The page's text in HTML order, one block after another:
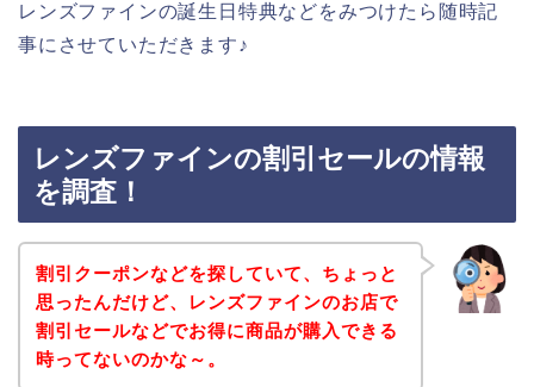
レンズファインの誕生日特典などをみつけたら随時記
事にさせていただきます♪
レンズファインの割引セールの情報
を調査！
割引クーポンなどを探していて、ちょっと
思ったんだけど、レンズファインのお店で
割引セールなどでお得に商品が購入できる
時ってないのかな～。